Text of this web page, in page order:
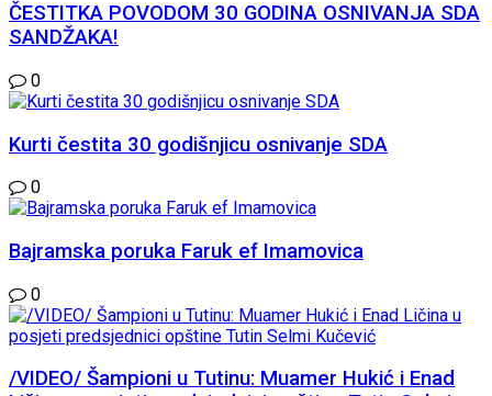
ČESTITKA POVODOM 30 GODINA OSNIVANJA SDA
SANDŽAKA!
0
Kurti čestita 30 godišnjicu osnivanje SDA
0
Bajramska poruka Faruk ef Imamovica
0
/VIDEO/ Šampioni u Tutinu: Muamer Hukić i Enad